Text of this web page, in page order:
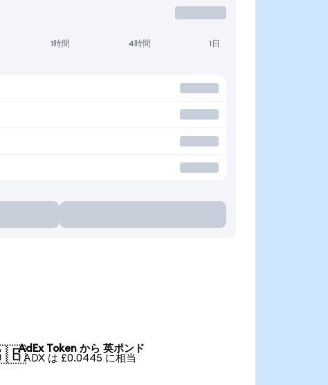
1時間 4時間 1日
AdEx Token から 英ポンド
1 ADX は £0.0445 に相当